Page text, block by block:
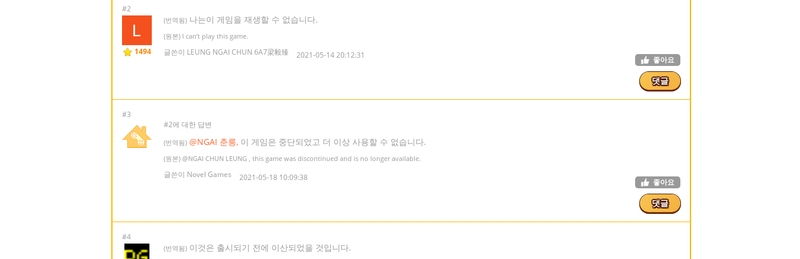
#2
1494
(번역됨) 나는이 게임을 재생할 수 없습니다.
(원본) I can’t play this game.
글쓴이 LEUNG NGAI CHUN 6A7梁毅臻 2021-05-14 20:12:31 좋아요
댓글
#3
#2에 대한 답변
(번역됨) @NGAI 춘릉, 이 게임은 중단되었고 더 이상 사용할 수 없습니다.
(원본) @NGAI CHUN LEUNG , this game was discontinued and is no longer available.
글쓴이 Novel Games 2021-05-18 10:09:38 좋아요
댓글
#4
(번역됨) 이것은 출시되기 전에 이산되었을 것입니다.